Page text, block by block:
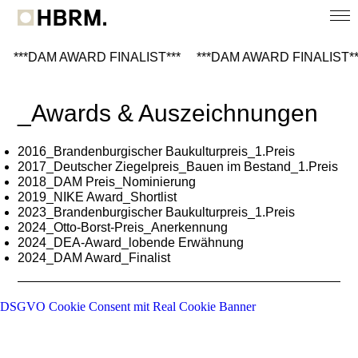
***DAM AWARD FINALIST*** ***DAM AWARD
_Awards & Auszeichnungen
2016_Brandenburgischer Baukulturpreis_1.Preis
2017_Deutscher Ziegelpreis_Bauen im Bestand_1.Preis
2018_DAM Preis_Nominierung
2019_NIKE Award_Shortlist
2023_Brandenburgischer Baukulturpreis_1.Preis
2024_Otto-Borst-Preis_Anerkennung
2024_DEA-Award_lobende Erwähnung
2024_DAM Award_Finalist
DSGVO Cookie Consent mit Real Cookie Banner